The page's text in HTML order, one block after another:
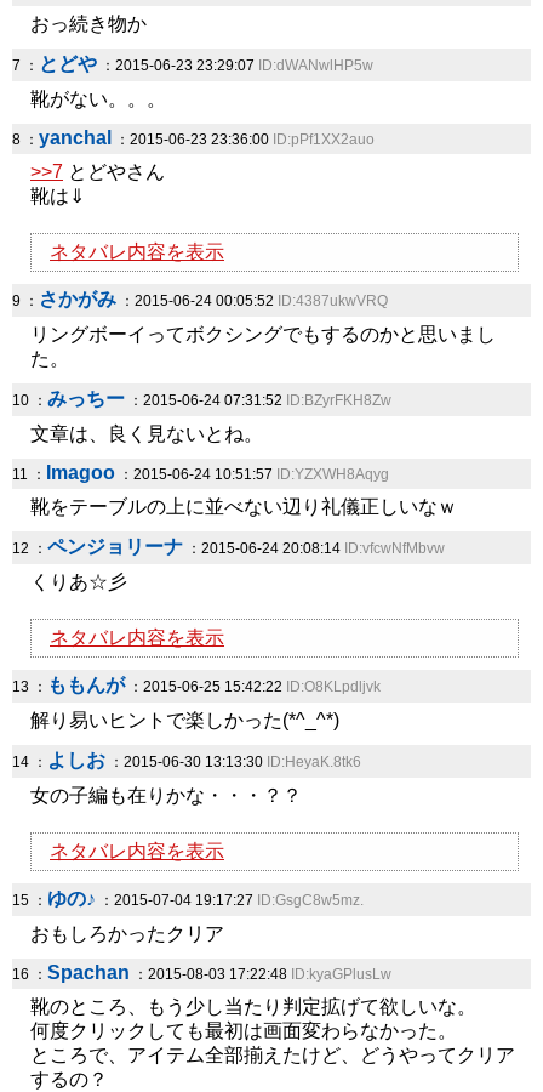
おっ続き物か
7 ： とどや ：2015-06-23 23:29:07 ID:dWANwlHP5w
靴がない。。。
8 ： yanchal ：2015-06-23 23:36:00 ID:pPf1XX2auo
>>7 とどやさん
靴は⇓
ネタバレ内容を表示
9 ： さかがみ ：2015-06-24 00:05:52 ID:4387ukwVRQ
リングボーイってボクシングでもするのかと思いまし
た。
10 ： みっちー ：2015-06-24 07:31:52 ID:BZyrFKH8Zw
文章は、良く見ないとね。
11 ： Imagoo ：2015-06-24 10:51:57 ID:YZXWH8Aqyg
靴をテーブルの上に並べない辺り礼儀正しいなｗ
12 ： ペンジョリーナ ：2015-06-24 20:08:14 ID:vfcwNfMbvw
くりあ☆彡
ネタバレ内容を表示
13 ： ももんが：2015-06-25 15:42:22 ID:O8KLpdljvk
解り易いヒントで楽しかった(*^_^*)
14 ： よしお ：2015-06-30 13:13:30 ID:HeyaK.8tk6
女の子編も在りかな・・・？？
ネタバレ内容を表示
15 ： ゆの♪ ：2015-07-04 19:17:27 ID:GsgC8w5mz.
おもしろかったクリア
16 ： Spachan ：2015-08-03 17:22:48 ID:kyaGPlusLw
靴のところ、もう少し当たり判定拡げて欲しいな。
何度クリックしても最初は画面変わらなかった。
ところで、アイテム全部揃えたけど、どうやってクリア
するの？